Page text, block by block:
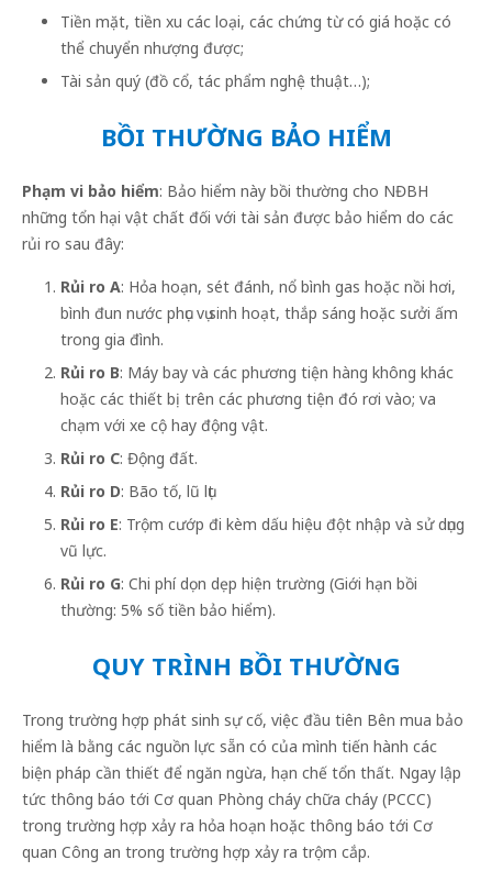
Tiền mặt, tiền xu các loại, các chứng từ có giá hoặc có
thể chuyển nhượng được;
Tài sản quý (đồ cổ, tác phẩm nghệ thuật…);
BỒI THƯỜNG BẢO HIỂM
Phạm vi bảo hiểm: Bảo hiểm này bồi thường cho NĐBH
những tổn hại vật chất đối với tài sản được bảo hiểm do các
rủi ro sau đây:
Rủi ro A: Hỏa hoạn, sét đánh, nổ bình gas hoặc nồi hơi,
bình đun nước phục vụ sinh hoạt, thắp sáng hoặc sưởi ấm
trong gia đình.
Rủi ro B: Máy bay và các phương tiện hàng không khác
hoặc các thiết bị trên các phương tiện đó rơi vào; va
chạm với xe cộ hay động vật.
Rủi ro C: Động đất.
Rủi ro D: Bão tố, lũ lụt
Rủi ro E: Trộm cướp đi kèm dấu hiệu đột nhập và sử dụng
vũ lực.
Rủi ro G: Chi phí dọn dẹp hiện trường (Giới hạn bồi
thường: 5% số tiền bảo hiểm).
QUY TRÌNH BỒI THƯỜNG
Trong trường hợp phát sinh sự cố, việc đầu tiên Bên mua bảo
hiểm là bằng các nguồn lực sẵn có của mình tiến hành các
biện pháp cần thiết để ngăn ngừa, hạn chế tổn thất. Ngay lập
tức thông báo tới Cơ quan Phòng cháy chữa cháy (PCCC)
trong trường hợp xảy ra hỏa hoạn hoặc thông báo tới Cơ
quan Công an trong trường hợp xảy ra trộm cắp.